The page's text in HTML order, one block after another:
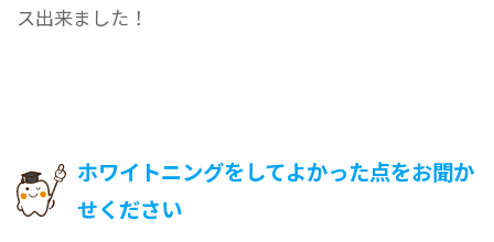
ス出来ました！
ホワイトニングをしてよかった点をお聞か
せください